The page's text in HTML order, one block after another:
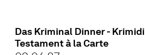
Das Kriminal Dinner -
Testament à la Carte